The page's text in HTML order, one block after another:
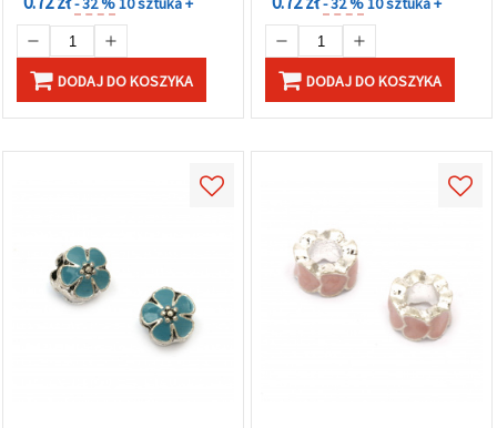
DODAJ DO KOSZYKA DODAJ DO KOSZYKA